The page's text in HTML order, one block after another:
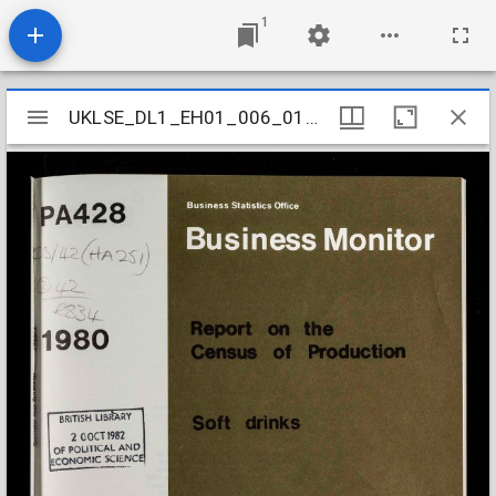
1
Mirador
viewer
UKLSE_DL1_EH01_006_010_0080
UKLSE_DL1_EH01_006_010_0080